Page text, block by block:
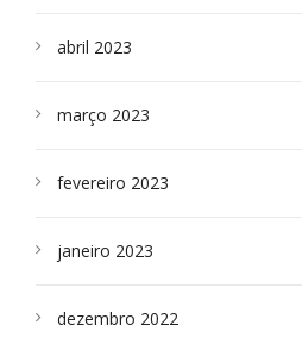
abril 2023
março 2023
fevereiro 2023
janeiro 2023
dezembro 2022